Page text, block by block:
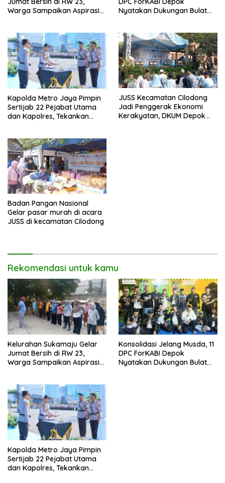
Warga Sampaikan Aspirasi
Nyatakan Dukungan Bulat
Kapolda Metro Jaya Pimpin
Sertijab 22 Pejabat Utama
dan Kapolres, Tekankan
JUSS Kecamatan Cilodong
Jadi Penggerak Ekonomi
Kerakyatan, DKUM Depok
Badan Pangan Nasional
Gelar pasar murah di acara
JUSS di kecamatan Cilodong
Rekomendasi untuk kamu
Kelurahan Sukamaju Gelar
Jumat Bersih di RW 23,
Warga Sampaikan Aspirasi
Konsolidasi Jelang Musda, 11
DPC ForKABI Depok
Nyatakan Dukungan Bulat
Kapolda Metro Jaya Pimpin
Sertijab 22 Pejabat Utama
dan Kapolres, Tekankan